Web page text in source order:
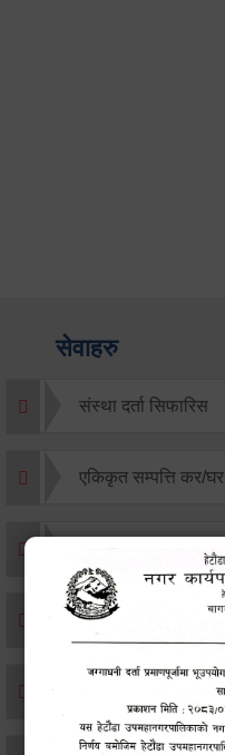
सेवाहरु
संस्था दर्ता सिफारिस
एकिकृत सम्पत्ति कर/
सम्बन्ध विच्छेद दर्ता
बसाइ-सराई जाने/आउने